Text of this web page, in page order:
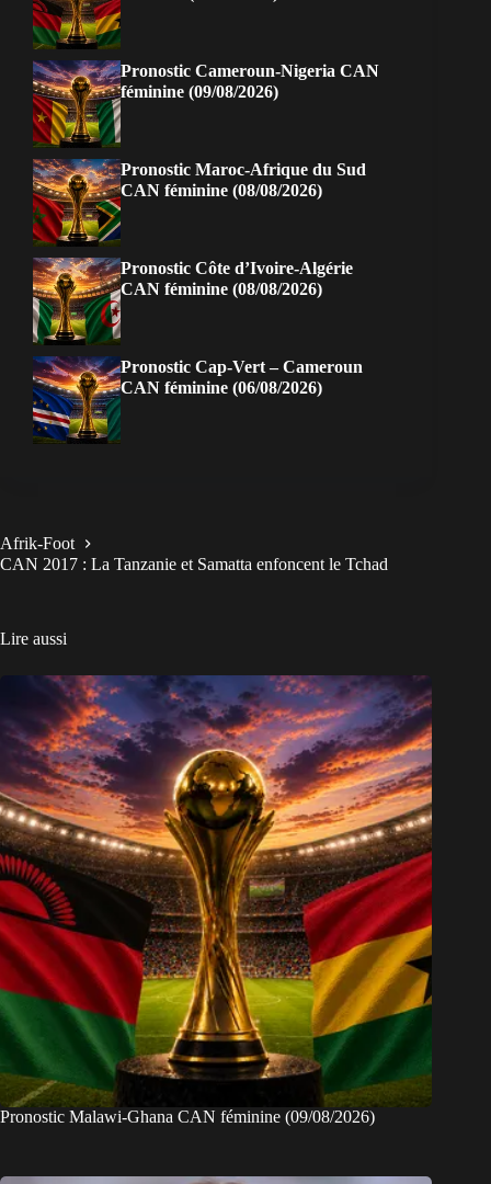
Pronostic Cameroun-Nigeria CAN
féminine (09/08/2026)
Pronostic Maroc-Afrique du Sud
CAN féminine (08/08/2026)
Pronostic Côte d’Ivoire-Algérie
CAN féminine (08/08/2026)
Pronostic Cap-Vert – Cameroun
CAN féminine (06/08/2026)
Afrik-Foot
CAN 2017 : La Tanzanie et Samatta enfoncent le Tchad
Lire aussi
Pronostic Malawi-Ghana CAN féminine (09/08/2026)